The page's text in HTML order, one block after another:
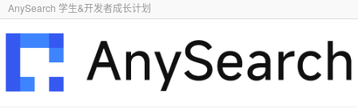
AnySearch 学生&开发者成长计划